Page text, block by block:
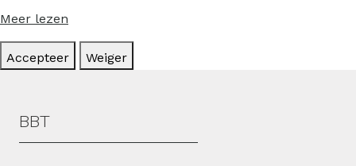
Meer lezen
Accepteer Weiger
Hoofdmenu
BBT